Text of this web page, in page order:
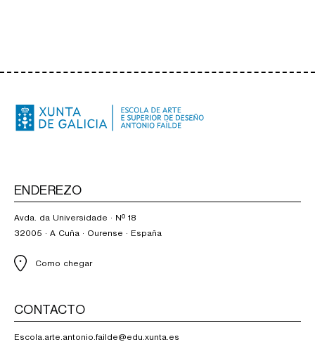
ENDEREZO
Avda. da Universidade · Nº 18
32005 · A Cuña · Ourense · España
Como chegar
CONTACTO
Escola.arte.antonio.failde@edu.xunta.es